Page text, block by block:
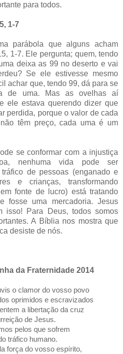
para todos.
1-7
parábola que alguns acham
1-7. Ele pergunta; quem, tendo
deixa as 99 no deserto e vai
Se ele estivesse mesmo
achar que, tendo 99, dá para se
de uma. Mas as ovelhas aí
ele estava querendo dizer que
perdida, porque o valor de cada
têm preço, cada uma é um
se conformar com a injustiça
nenhuma vida pode ser
de pessoas (enganado e
e crianças, transformando
fonte de lucro) está tratando
fosse uma mercadoria. Jesus
isso! Para Deus, todos somos
A Bíblia nos mostra que
desiste de nós.
da Fraternidade 2014
o clamor do vosso povo
oprimidos e escravizados
a libertação da cruz
de Jesus.
pelos que sofrem
tráfico humano.
força do vosso espírito,